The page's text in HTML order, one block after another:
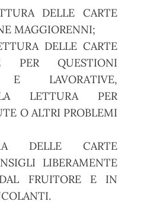
DELLE CARTE
MAGGIORENNI;
DELLE CARTE
PER QUESTIONI
E LAVORATIVE,
LETTURA PER
O ALTRI PROBLEMI
DELLE CARTE
LIBERAMENTE
FRUITORE E IN